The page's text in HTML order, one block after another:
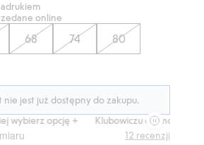
online
68 74 80
nie jest już dostępny do zakupu.
opcję + Klubowiczu darmowa dostawa
12 recenzji